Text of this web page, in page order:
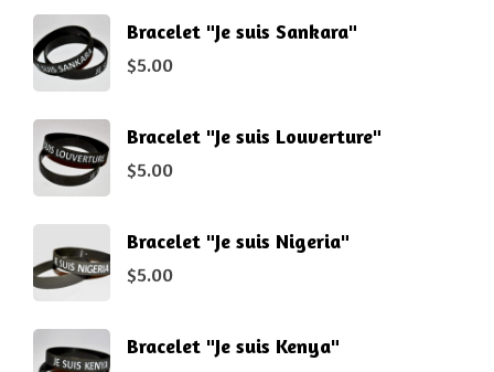
Bracelet "Je suis Sankara"
$5.00
Bracelet "Je suis Louverture"
$5.00
Bracelet "Je suis Nigeria"
$5.00
Bracelet "Je suis Kenya"